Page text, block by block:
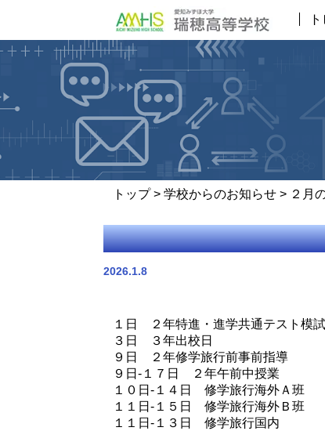
トップ> 学校からのお知らせ > ２月
2026.1.8
１日 ２年特進・進学共通テスト模
３日 ３年出校日
９日 ２年修学旅行前事前指導
９日-１７日 ２年午前中授業
１０日-１４日 修学旅行海外Ａ班
１１日-１５日 修学旅行海外Ｂ班
１１日-１３日 修学旅行国内